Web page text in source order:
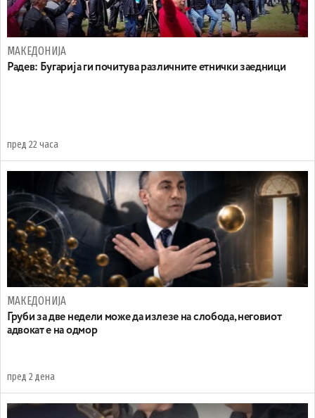
МАКЕДОНИЈА
Радев: Бугарија ги почитува различните етнички заедници
пред 22 часа
МАКЕДОНИЈА
Груби за две недели може да излезе на слобода, неговиот
адвокат е на одмор
пред 2 дена